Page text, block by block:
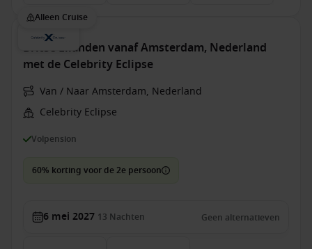
Alleen Cruise
Britse Eilanden vanaf Amsterdam, Nederland
met de Celebrity Eclipse
Van / Naar Amsterdam, Nederland
Celebrity Eclipse
Volpension
60% korting voor de 2e persoon
6 mei 2027 13 Nachten Geen alternatieven